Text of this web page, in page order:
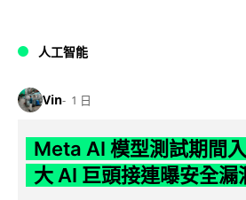
人工智能
Vin 1 日
Meta AI 模型測試期間
大 AI 巨頭接連曝安全漏